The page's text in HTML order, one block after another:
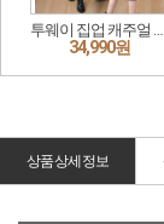
상품상세정보